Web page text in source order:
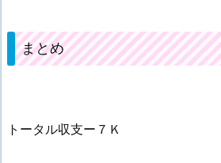
まとめ
トータル収支ー７Ｋ